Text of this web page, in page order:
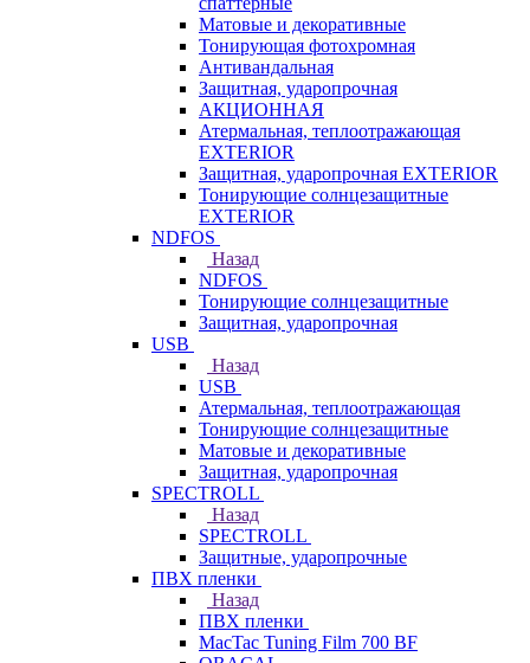
Матовые и декоративные
Тонирующая фотохромная
Антивандальная
Защитная, ударопрочная
АКЦИОННАЯ
Атермальная, теплоотражающая
EXTERIOR
Защитная, ударопрочная EXTERIOR
Тонирующие солнцезащитные
EXTERIOR
NDFOS
Назад
NDFOS
Тонирующие солнцезащитные
Защитная, ударопрочная
USB
Назад
USB
Атермальная, теплоотражающая
Тонирующие солнцезащитные
Матовые и декоративные
Защитная, ударопрочная
SPECTROLL
Назад
SPECTROLL
Защитные, ударопрочные
ПВХ пленки
Назад
ПВХ пленки
MacTac Tuning Film 700 BF